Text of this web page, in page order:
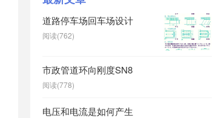
道路停车场回车场设计
阅读(762)
市政管道环向刚度SN8
阅读(778)
电压和电流是如何产生